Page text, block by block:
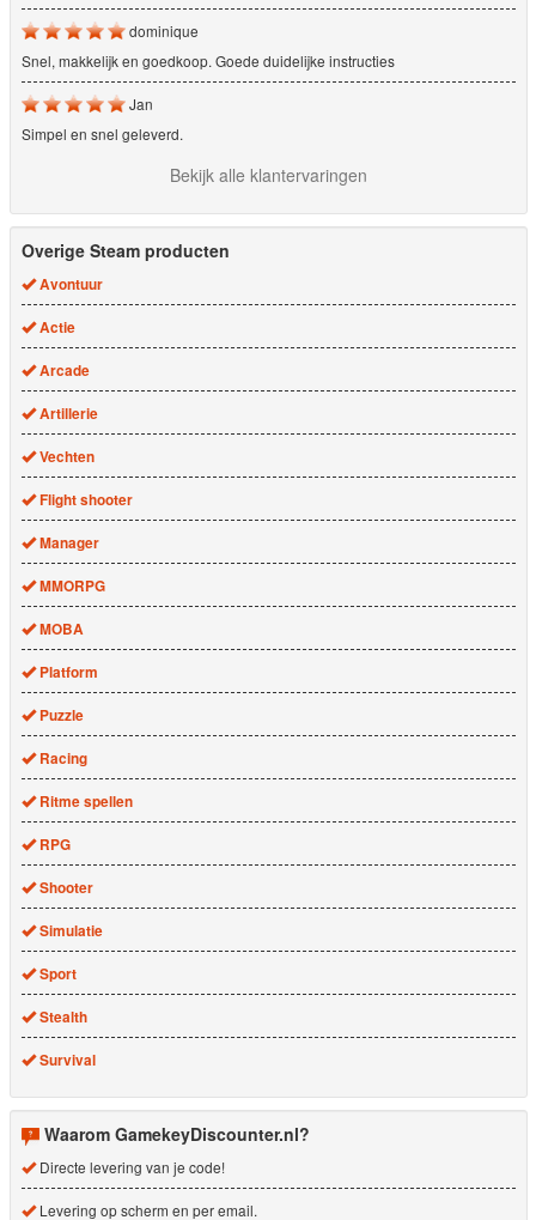
dominique
Snel, makkelijk en goedkoop. Goede duidelijke instructies
Jan
Simpel en snel geleverd.
Bekijk alle klantervaringen
Overige Steam producten
Avontuur
Actie
Arcade
Artillerie
Vechten
Flight shooter
Manager
MMORPG
MOBA
Platform
Puzzle
Racing
Ritme spellen
RPG
Shooter
Simulatie
Sport
Stealth
Survival
Waarom GamekeyDiscounter.nl?
Directe levering van je code!
Levering op scherm en per email.